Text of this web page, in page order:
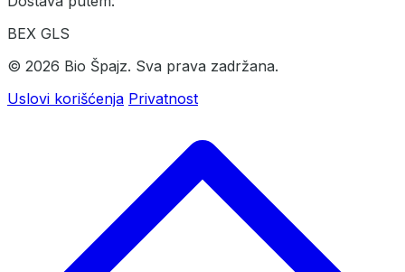
BEX GLS
© 2026 Bio Špajz. Sva prava zadržana.
Uslovi korišćenja Privatnost